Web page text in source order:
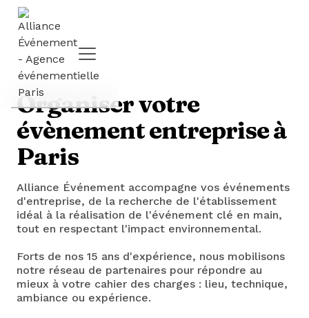
Organiser votre
évènement entreprise à
Paris
Alliance Événement accompagne vos événements
d'entreprise, de la recherche de l'établissement
idéal à la réalisation de l'événement clé en main,
tout en respectant l'impact environnemental.
Forts de nos 15 ans d'expérience, nous mobilisons
notre réseau de partenaires pour répondre au
mieux à votre cahier des charges : lieu, technique,
ambiance ou expérience.